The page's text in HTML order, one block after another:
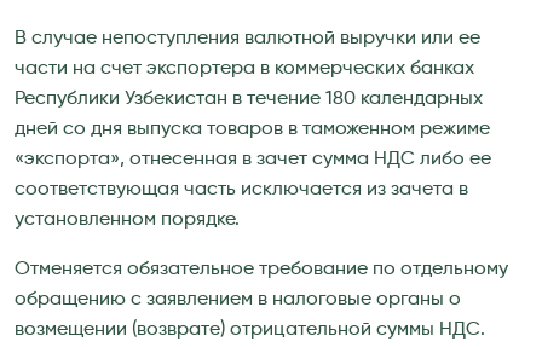
В случае непоступления валютной выручки или ее
части на счет экспортера в коммерческих банках
Республики Узбекистан в течение 180 календарных
дней со дня выпуска товаров в таможенном режиме
«экспорта», отнесенная в зачет сумма НДС либо ее
соответствующая часть исключается из зачета в
установленном порядке.
Отменяется обязательное требование по отдельному
обращению с заявлением в налоговые органы о
возмещении (возврате) отрицательной суммы НДС.